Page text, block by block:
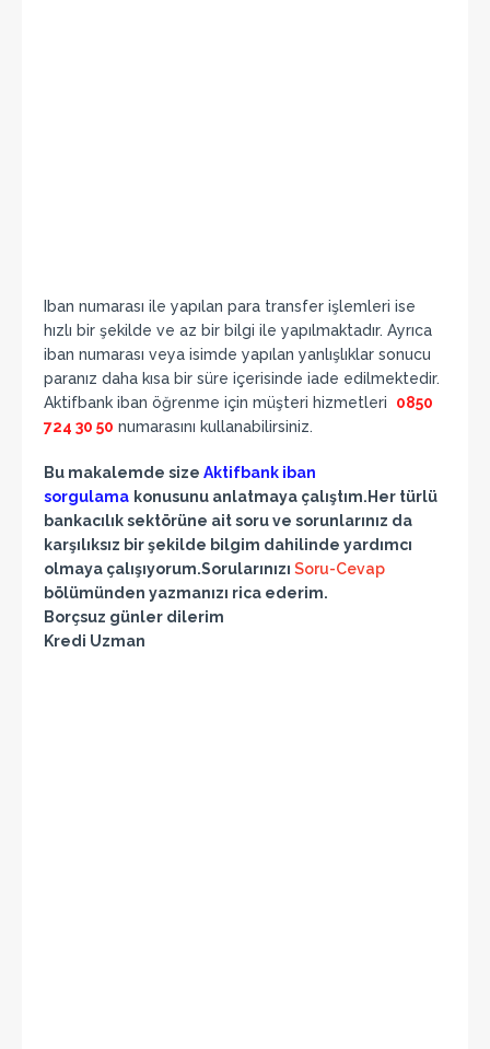
Iban numarası ile yapılan para transfer işlemleri ise
hızlı bir şekilde ve az bir bilgi ile yapılmaktadır. Ayrıca
iban numarası veya isimde yapılan yanlışlıklar sonucu
paranız daha kısa bir süre içerisinde iade edilmektedir.
Aktifbank iban öğrenme için müşteri hizmetleri 0850
724 30 50 numarasını kullanabilirsiniz.
Bu makalemde size Aktifbank iban
sorgulama konusunu anlatmaya çalıştım.Her türlü
bankacılık sektörüne ait soru ve sorunlarınız da
karşılıksız bir şekilde bilgim dahilinde yardımcı
olmaya çalışıyorum.Sorularınızı Soru-Cevap
bölümünden yazmanızı rica ederim.
Borçsuz günler dilerim
Kredi Uzman